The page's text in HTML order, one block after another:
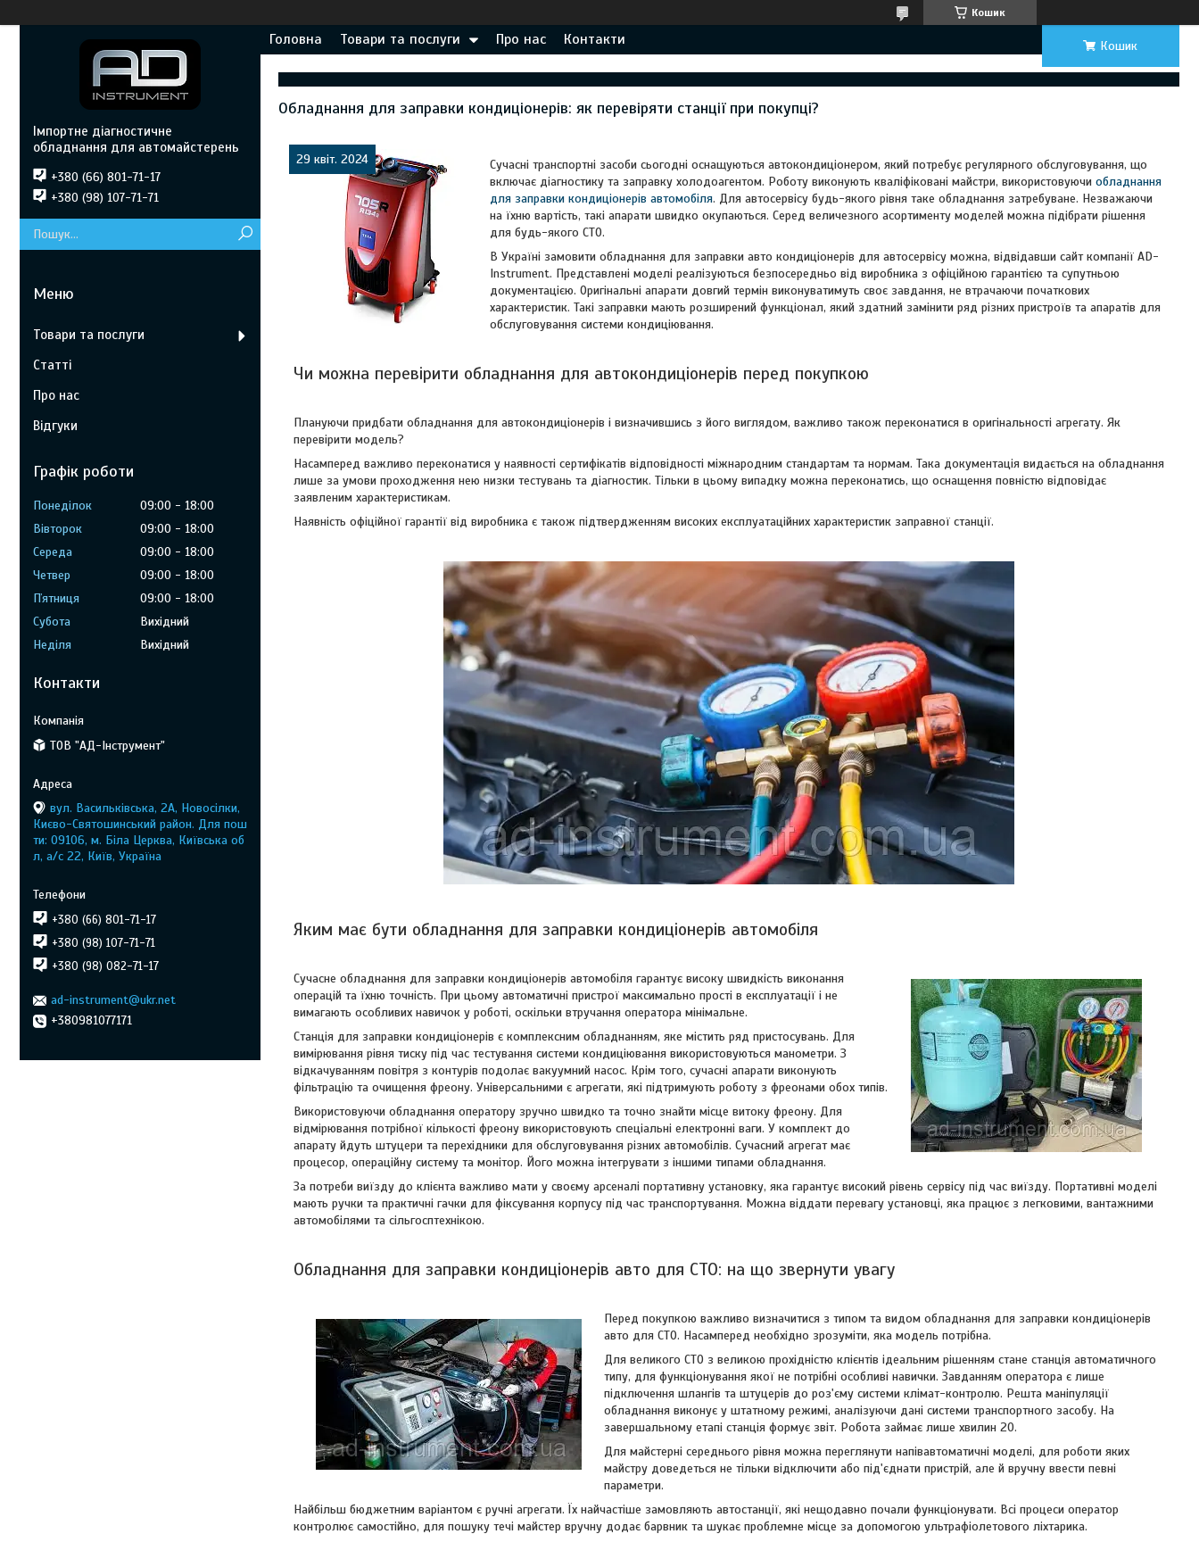
Кошик
Головна Товари та послуги Про нас Контакти Кошик
Обладнання для заправки кондиціонерів: як перевіряти станції при покупці?
29 квіт. 2024
Сучасні транспортні засоби сьогодні оснащуються автокондиціонером, який потребує регулярного обслуговування, що
включає діагностику та заправку холодоагентом. Роботу виконують кваліфіковані майстри, використовуючи обладнання
для заправки кондиціонерів автомобіля. Для автосервісу будь-якого рівня таке обладнання затребуване. Незважаючи
на їхню вартість, такі апарати швидко окупаються. Серед величезного асортименту моделей можна підібрати рішення
для будь-якого СТО.
В Україні замовити обладнання для заправки авто кондиціонерів для автосервісу можна, відвідавши сайт компанії AD-
Instrument. Представлені моделі реалізуються безпосередньо від виробника з офіційною гарантією та супутньою
документацією. Оригінальні апарати довгий термін виконуватимуть своє завдання, не втрачаючи початкових
характеристик. Такі заправки мають розширений функціонал, який здатний замінити ряд різних пристроїв та апаратів для
обслуговування системи кондиціювання.
Чи можна перевірити обладнання для автокондиціонерів перед покупкою
Плануючи придбати обладнання для автокондиціонерів і визначившись з його виглядом, важливо також переконатися в оригінальності агрегату. Як
перевірити модель?
Насамперед важливо переконатися у наявності сертифікатів відповідності міжнародним стандартам та нормам. Така документація видається на обладнання
лише за умови проходження нею низки тестувань та діагностик. Тільки в цьому випадку можна переконатись, що оснащення повністю відповідає
заявленим характеристикам.
Наявність офіційної гарантії від виробника є також підтвердженням високих експлуатаційних характеристик заправної станції.
Яким має бути обладнання для заправки кондиціонерів автомобіля
Сучасне обладнання для заправки кондиціонерів автомобіля гарантує високу швидкість виконання
операцій та їхню точність. При цьому автоматичні пристрої максимально прості в експлуатації і не
вимагають особливих навичок у роботі, оскільки втручання оператора мінімальне.
Станція для заправки кондиціонерів є комплексним обладнанням, яке містить ряд пристосувань. Для
вимірювання рівня тиску під час тестування системи кондиціювання використовуються манометри. З
відкачуванням повітря з контурів подолає вакуумний насос. Крім того, сучасні апарати виконують
фільтрацію та очищення фреону. Універсальними є агрегати, які підтримують роботу з фреонами обох типів.
Використовуючи обладнання оператору зручно швидко та точно знайти місце витоку фреону. Для
відмірювання потрібної кількості фреону використовують спеціальні електронні ваги. У комплект до
апарату йдуть штуцери та перехідники для обслуговування різних автомобілів. Сучасний агрегат має
процесор, операційну систему та монітор. Його можна інтегрувати з іншими типами обладнання.
За потреби виїзду до клієнта важливо мати у своєму арсеналі портативну установку, яка гарантує високий рівень сервісу під час виїзду. Портативні моделі
мають ручки та практичні гачки для фіксування корпусу під час транспортування. Можна віддати перевагу установці, яка працює з легковими, вантажними
автомобілями та сільгосптехнікою.
Обладнання для заправки кондиціонерів авто для СТО: на що звернути увагу
Перед покупкою важливо визначитися з типом та видом обладнання для заправки кондиціонерів
авто для СТО. Насамперед необхідно зрозуміти, яка модель потрібна.
Для великого СТО з великою прохідністю клієнтів ідеальним рішенням стане станція автоматичного
типу, для функціонування якої не потрібні особливі навички. Завданням оператора є лише
підключення шлангів та штуцерів до роз'єму системи клімат-контролю. Решта маніпуляції
обладнання виконує у штатному режимі, аналізуючи дані системи транспортного засобу. На
завершальному етапі станція формує звіт. Робота займає лише хвилин 20.
Для майстерні середнього рівня можна переглянути напівавтоматичні моделі, для роботи яких
майстру доведеться не тільки відключити або під'єднати пристрій, але й вручну ввести певні
параметри.
Найбільш бюджетним варіантом є ручні агрегати. Їх найчастіше замовляють автостанції, які нещодавно почали функціонувати. Всі процеси оператор
контролює самостійно, для пошуку течі майстер вручну додає барвник та шукає проблемне місце за допомогою ультрафіолетового ліхтарика.
Імпортне діагностичне
обладнання для автомайстерень
+380 (66) 801-71-17
+380 (98) 107-71-71
Товари та послуги
Статті
Про нас
Відгуки
Графік роботи
Понеділок 09:00
18:00
Вівторок
09:00
18:00
Середа
09:00
18:00
Четвер
09:00
18:00
Пʼятниця
09:00
18:00
Субота
Вихідний
Неділя
Вихідний
Контакти
ТОВ "АД-Інструмент"
вул. Васильківська, 2А, Новосілки,
Києво-Святошинський район. Для пош
ти: 09106, м. Біла Церква, Київська об
л, а/с 22, Київ, Україна
+380 (66) 801-71-17
+380 (98) 107-71-71
+380 (98) 082-71-17
ad-instrument@ukr.net
+380981077171